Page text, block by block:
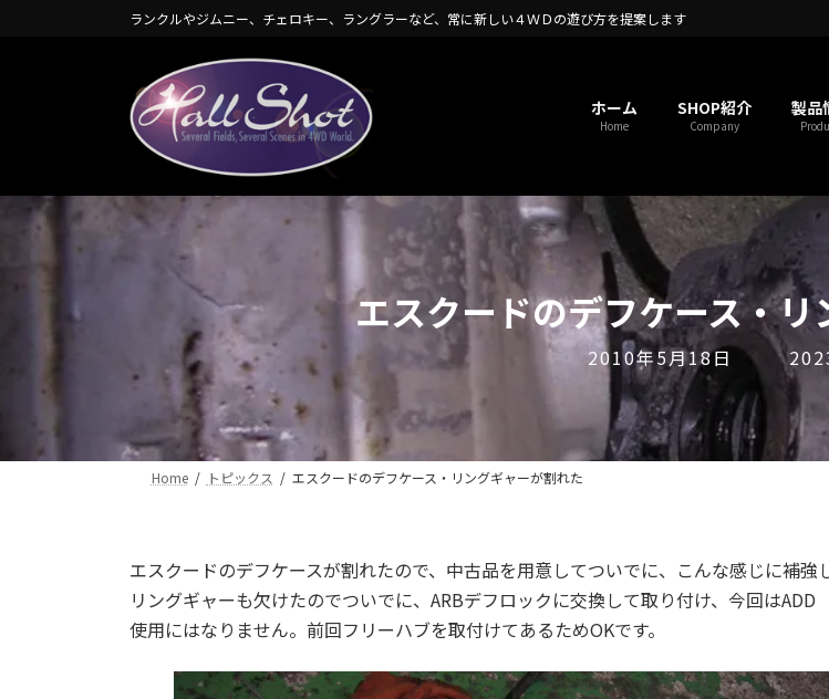
キ
に
ランクルやジムニー、チェロキー、ラングラーなど、常に新しい４ＷＤの遊び方を提案します
ホーム
Home
SHOP紹介
Company
製品
エスクードのデフケース・
2010年5月18日
最
終
更
新
日
Home トピックス エスクードのデフケース・リングギャーが割れた
エスクードのデフケースが割れたので、中古品を用意してついでに、こんな感じに補強
リングギャーも欠けたのでついでに、ARBデフロックに交換して取り付け、今回はADD
使用にはなりません。前回フリーハブを取付けてあるためOKです。